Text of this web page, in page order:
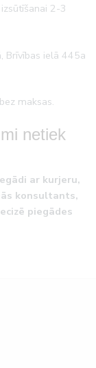
2-3
Brīvības ielā 445a
maksas.
netiek
ar kurjeru,
konsultants,
piegādes